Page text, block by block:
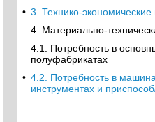
• 3. Технико-экономические
4. Материально-
4.1. Потребность в
полуфабрикатах
• 4.2. Потребность в
инструментах и